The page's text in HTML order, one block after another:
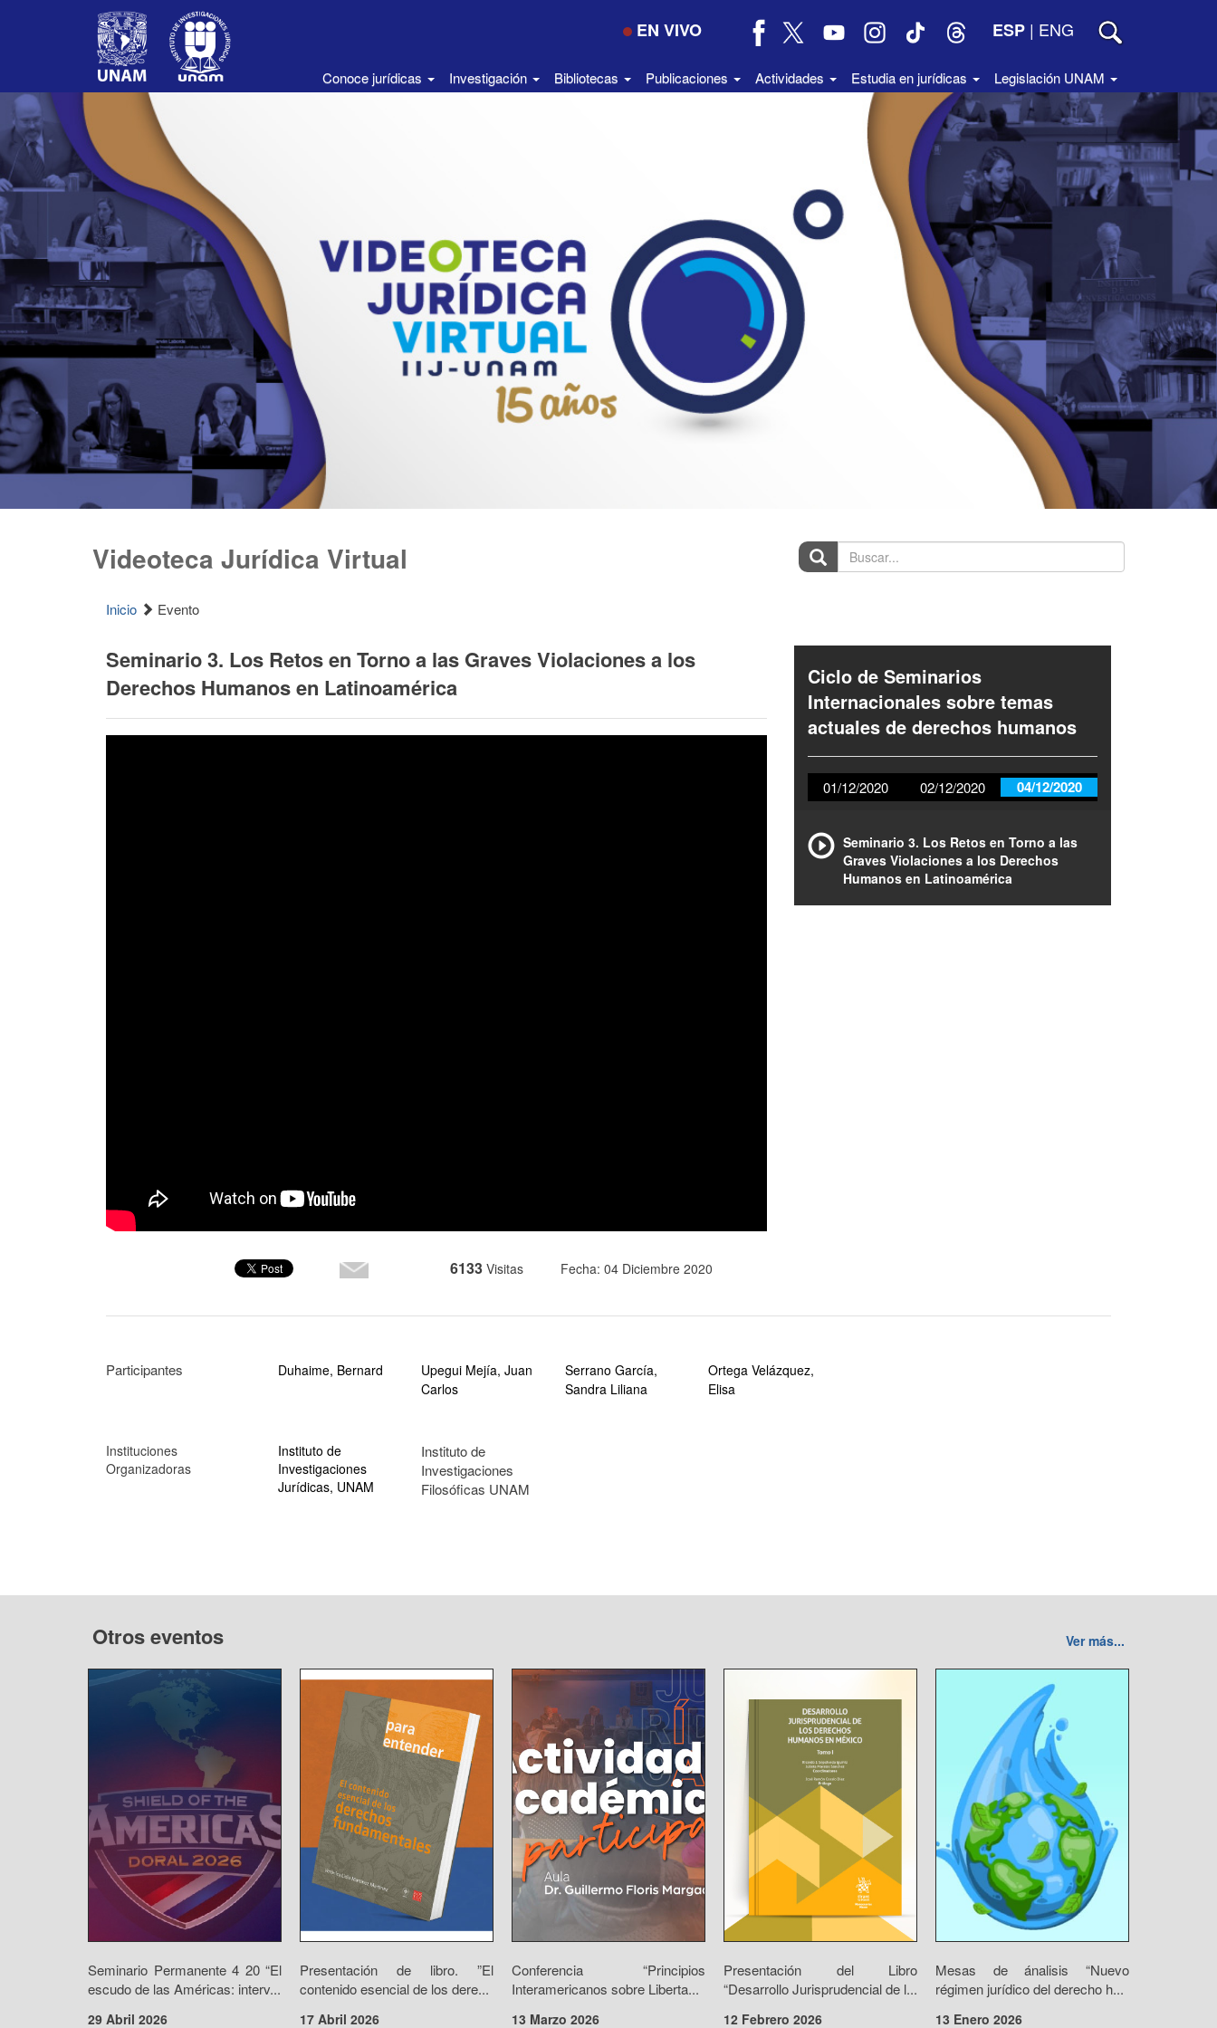
EN VIVO ESP | ENG
Conoce jurídicas Investigación Bibliotecas Publicaciones Actividades Estudia en jurídicas Legislación UNAM
Videoteca Jurídica Virtual Buscar...
Inicio Evento
Seminario 3. Los Retos en Torno a las Graves Violaciones a los
Derechos Humanos en Latinoamérica
6133 Visitas Fecha: 04 Diciembre 2020
Ciclo de Seminarios
Internacionales sobre temas
actuales de derechos humanos
01/12/2020 02/12/2020 04/12/2020
Seminario 3. Los Retos en Torno a las
Graves Violaciones a los Derechos
Humanos en Latinoamérica
Participantes Duhaime, Bernard
Upegui Mejía, Juan
Carlos
Serrano García,
Sandra Liliana
Ortega Velázquez,
Elisa
Instituciones
Organizadoras
Instituto de
Investigaciones
Jurídicas, UNAM
Instituto de
Investigaciones
Filosóficas UNAM
Otros eventos Ver más...
Seminario Permanente 4 20 “El
escudo de las Américas: interv...
29 Abril 2026
Presentación de libro. ”El
contenido esencial de los dere...
17 Abril 2026
Conferencia “Principios
Interamericanos sobre Liberta...
13 Marzo 2026
Presentación del Libro
“Desarrollo Jurisprudencial de l...
12 Febrero 2026
Mesas de ánalisis “Nuevo
régimen jurídico del derecho h...
13 Enero 2026